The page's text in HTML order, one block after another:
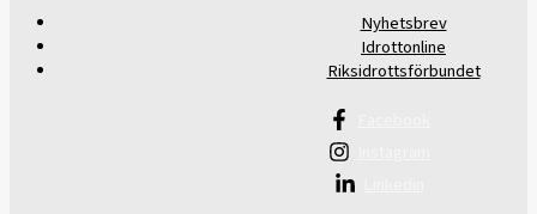
Nyhetsbrev
Idrottonline
Riksidrottsförbundet